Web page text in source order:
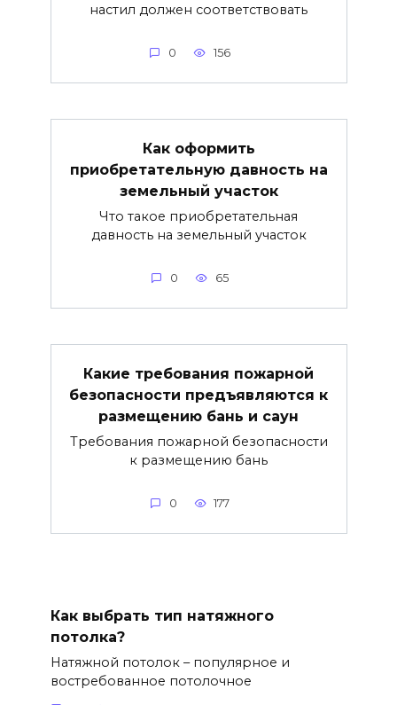
настил должен соответствовать
0 156
Как оформить
приобретательную давность на
земельный участок
Что такое приобретательная
давность на земельный участок
0 65
Какие требования пожарной
безопасности предъявляются к
размещению бань и саун
Требования пожарной безопасности
к размещению бань
0 177
Как выбрать тип натяжного
потолка?
Натяжной потолок – популярное и
востребованное потолочное